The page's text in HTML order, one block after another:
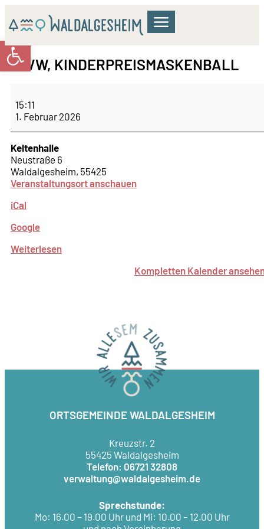
Werkzeugleiste öffnen
KVW, KINDERPREISMASKENBALL
15:11
1. Februar 2026
Keltenhalle
Neustraße 6
Waldalgesheim, 55425
Veranstaltungsort anschauen
iCal
Google
Weiterlesen
Kompletten Kalender
ORTSGEMEINDE WALDALGESHEIM
Kreuzstr. 2
55425 Waldalgesheim
Telefon: 06721 32808
verwaltung@waldalgesheim.de
Sprechstunde:
Mo: 16.00 – 19.00 Uhr und Mi: 10.00 – 12.00 Uhr